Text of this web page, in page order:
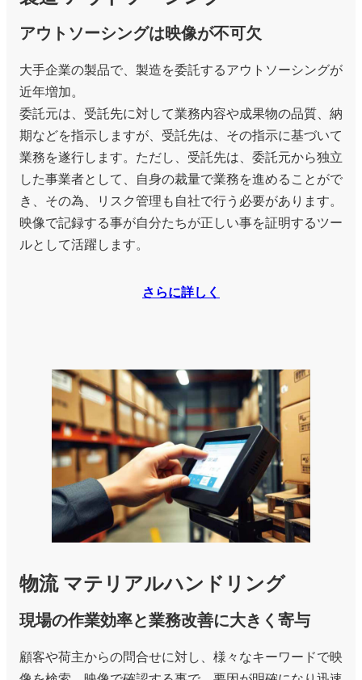
アウトソーシングは映像が不可欠
大手企業の製品で、製造を委託するアウトソーシングが
近年増加。
委託元は、受託先に対して業務内容や成果物の品質、納
期などを指示しますが、受託先は、その指示に基づいて
業務を遂行します。ただし、受託先は、委託元から独立
した事業者として、自身の裁量で業務を進めることがで
き、その為、リスク管理も自社で行う必要があります。
映像で記録する事が自分たちが正しい事を証明するツー
ルとして活躍します。
さらに詳しく
物流 マテリアルハンドリング
現場の作業効率と業務改善に大きく寄与
顧客や荷主からの問合せに対し、様々なキーワードで映